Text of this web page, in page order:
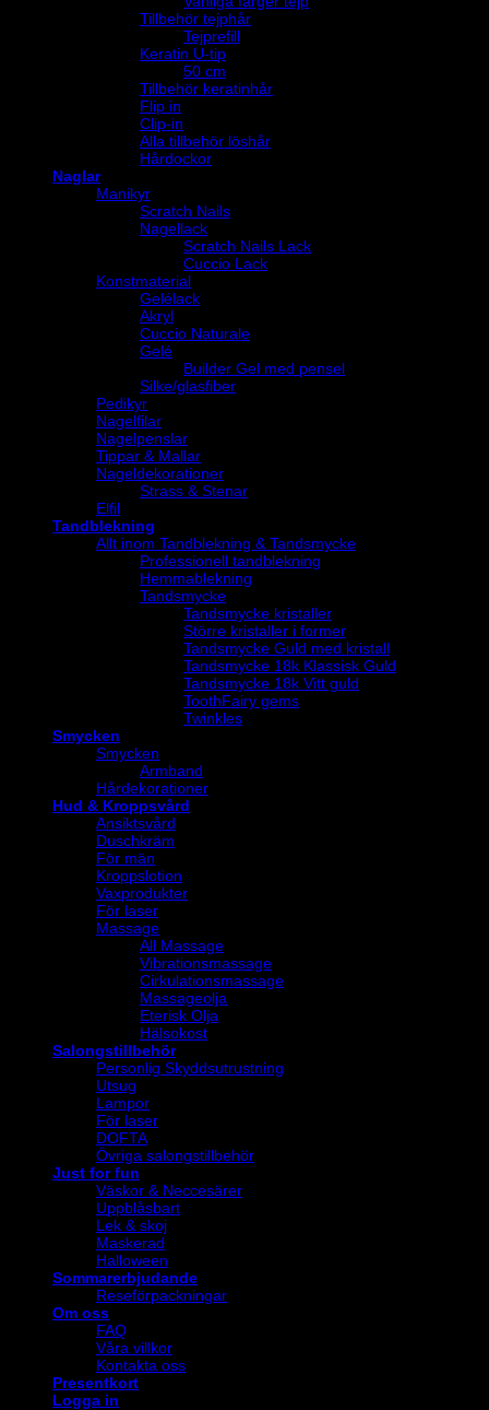
Tillbehör tejphår
Tejprefill
Keratin U-tip
50 cm
Tillbehör keratinhår
Flip in
Clip-in
Alla tillbehör löshår
Hårdockor
Naglar
Manikyr
Scratch Nails
Nagellack
Scratch Nails Lack
Cuccio Lack
Konstmaterial
Gelélack
Akryl
Cuccio Naturale
Gelé
Builder Gel med pensel
Silke/glasfiber
Pedikyr
Nagelfilar
Nagelpenslar
Tippar & Mallar
Nageldekorationer
Strass & Stenar
Elfil
Tandblekning
Allt inom Tandblekning & Tandsmycke
Professionell tandblekning
Hemmablekning
Tandsmycke
Tandsmycke kristaller
Större kristaller i former
Tandsmycke Guld med kristall
Tandsmycke 18k Klassisk Guld
Tandsmycke 18k Vitt guld
ToothFairy gems
Twinkles
Smycken
Smycken
Armband
Hårdekorationer
Hud & Kroppsvård
Ansiktsvård
Duschkräm
För män
Kroppslotion
Vaxprodukter
För laser
Massage
All Massage
Vibrationsmassage
Cirkulationsmassage
Massageolja
Eterisk Olja
Hälsokost
Salongstillbehör
Personlig Skyddsutrustning
Utsug
Lampor
För laser
DOFTA
Övriga salongstillbehör
Just for fun
Väskor & Neccesärer
Uppblåsbart
Lek & skoj
Maskerad
Halloween
Sommarerbjudande
Reseförpackningar
Om oss
FAQ
Våra villkor
Kontakta oss
Presentkort
Logga in